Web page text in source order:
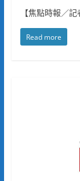
【焦點時報／
Read more